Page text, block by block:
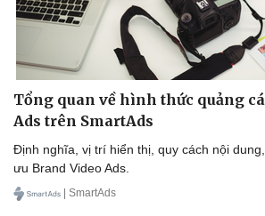
Tổng quan về hình thức quảng
Ads trên SmartAds
Định nghĩa, vị trí hiển thị, quy cách nội
ưu Brand Video Ads.
| SmartAds